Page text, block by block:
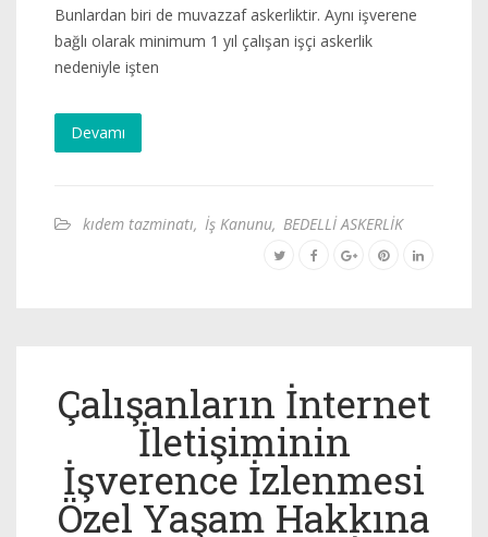
Bunlardan biri de muvazzaf askerliktir. Aynı işverene
bağlı olarak minimum 1 yıl çalışan işçi askerlik
nedeniyle işten
Devamı
kıdem tazminatı, İş Kanunu, BEDELLİ ASKERLİK
Çalışanların İnternet
İletişiminin
İşverence İzlenmesi
Özel Yaşam Hakkına